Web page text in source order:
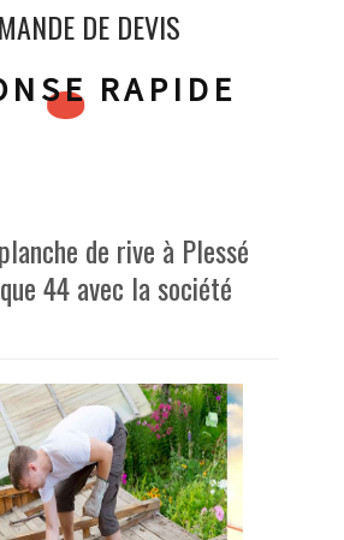
DE DEVIS
RAPIDE
de rive à Plessé
44 avec la société